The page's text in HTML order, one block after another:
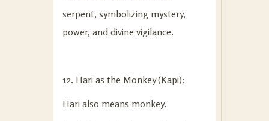
serpent, symbolizing mystery,
power, and divine vigilance.
12. Hari as the Monkey (Kapi):
Hari also means monkey.